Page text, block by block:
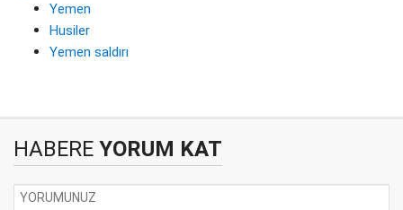
Yemen
Husiler
Yemen saldırı
HABERE YORUM KAT